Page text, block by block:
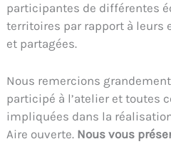
participantes de différentes
territoires par rapport à leurs
et partagées.
Nous remercions
participé à l’atelier et toutes
impliquées dans la
Aire ouverte. Nous vous